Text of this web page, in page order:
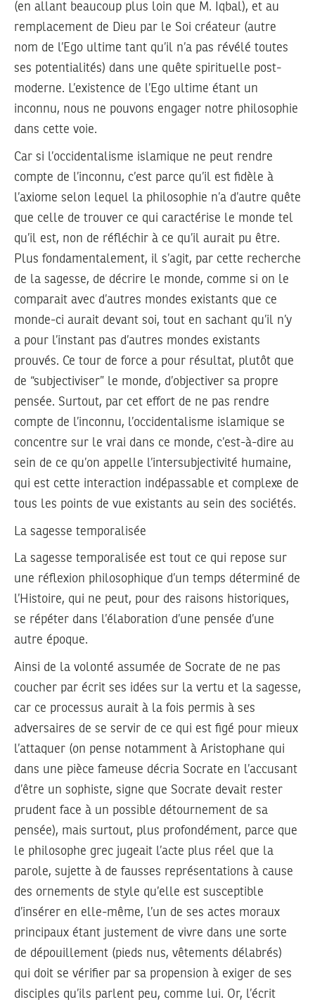
(en allant beaucoup plus loin que M. Iqbal), et au
remplacement de Dieu par le Soi créateur (autre
nom de l’Ego ultime tant qu’il n’a pas révélé toutes
ses potentialités) dans une quête spirituelle post-
moderne. L’existence de l’Ego ultime étant un
inconnu, nous ne pouvons engager notre philosophie
dans cette voie.
Car si l’occidentalisme islamique ne peut rendre
compte de l’inconnu, c’est parce qu’il est fidèle à
l’axiome selon lequel la philosophie n’a d’autre quête
que celle de trouver ce qui caractérise le monde tel
qu’il est, non de réfléchir à ce qu’il aurait pu être.
Plus fondamentalement, il s’agit, par cette recherche
de la sagesse, de décrire le monde, comme si on le
comparait avec d’autres mondes existants que ce
monde-ci aurait devant soi, tout en sachant qu’il n’y
a pour l’instant pas d’autres mondes existants
prouvés. Ce tour de force a pour résultat, plutôt que
de “subjectiviser” le monde, d’objectiver sa propre
pensée. Surtout, par cet effort de ne pas rendre
compte de l’inconnu, l’occidentalisme islamique se
concentre sur le vrai dans ce monde, c’est-à-dire au
sein de ce qu’on appelle l’intersubjectivité humaine,
qui est cette interaction indépassable et complexe de
tous les points de vue existants au sein des sociétés.
La sagesse temporalisée
La sagesse temporalisée est tout ce qui repose sur
une réflexion philosophique d’un temps déterminé de
l’Histoire, qui ne peut, pour des raisons historiques,
se répéter dans l’élaboration d’une pensée d’une
autre époque.
Ainsi de la volonté assumée de Socrate de ne pas
coucher par écrit ses idées sur la vertu et la sagesse,
car ce processus aurait à la fois permis à ses
adversaires de se servir de ce qui est figé pour mieux
l’attaquer (on pense notamment à Aristophane qui
dans une pièce fameuse décria Socrate en l’accusant
d’être un sophiste, signe que Socrate devait rester
prudent face à un possible détournement de sa
pensée), mais surtout, plus profondément, parce que
le philosophe grec jugeait l’acte plus réel que la
parole, sujette à de fausses représentations à cause
des ornements de style qu’elle est susceptible
d’insérer en elle-même, l’un de ses actes moraux
principaux étant justement de vivre dans une sorte
de dépouillement (pieds nus, vêtements délabrés)
qui doit se vérifier par sa propension à exiger de ses
disciples qu’ils parlent peu, comme lui. Or, l’écrit